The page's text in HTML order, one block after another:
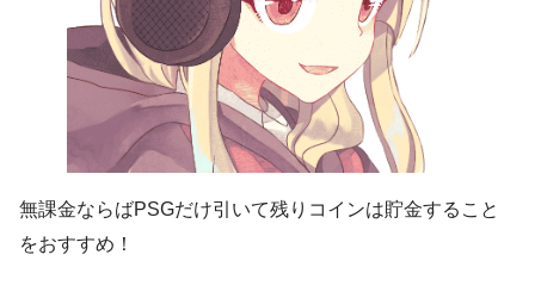
無課金ならばPSGだけ引いて残りコインは貯金すること
をおすすめ！